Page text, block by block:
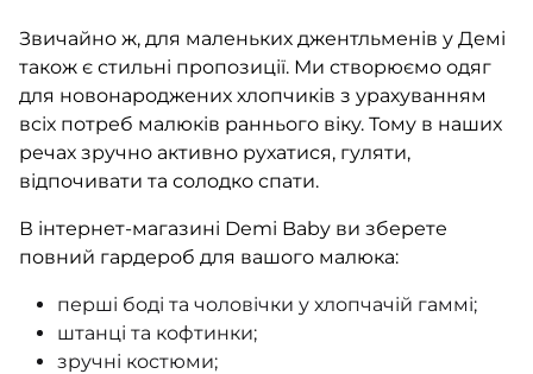
Звичайно ж, для маленьких джентльменів у Демі
також є стильні пропозиції. Ми створюємо одяг
для новонароджених хлопчиків з урахуванням
всіх потреб малюків раннього віку. Тому в наших
речах зручно активно рухатися, гуляти,
відпочивати та солодко спати.
В інтернет-магазині Demi Baby ви зберете
повний гардероб для вашого малюка:
перші боді та чоловічки у хлопчачій гаммі;
штанці та кофтинки;
зручні костюми;